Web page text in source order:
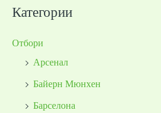
Категории
Отбори
Арсенал
Байерн Мюнхен
Барселона